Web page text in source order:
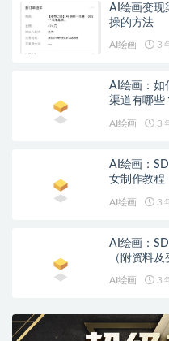
AI绘画变现
操的方法
AI绘画 3
AI绘画：如
渠道有哪些
AI绘画 3
AI绘画：
女制作教程
AI绘画 3
AI绘画：
（附资料及
AI绘画 3